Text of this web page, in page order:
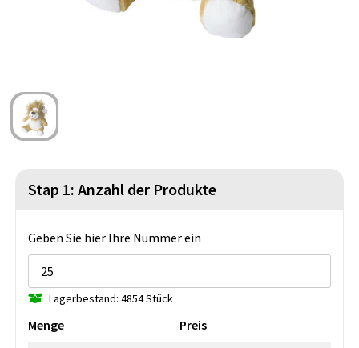
Strandtaschen
Seesäcke
Lampen und Werkzeug
Partyprodukte
Lebensmittel
Themenpakete
Stap 1: Anzahl der Produkte
Geben Sie hier Ihre Nummer ein
Lagerbestand: 4854 Stück
Menge Preis